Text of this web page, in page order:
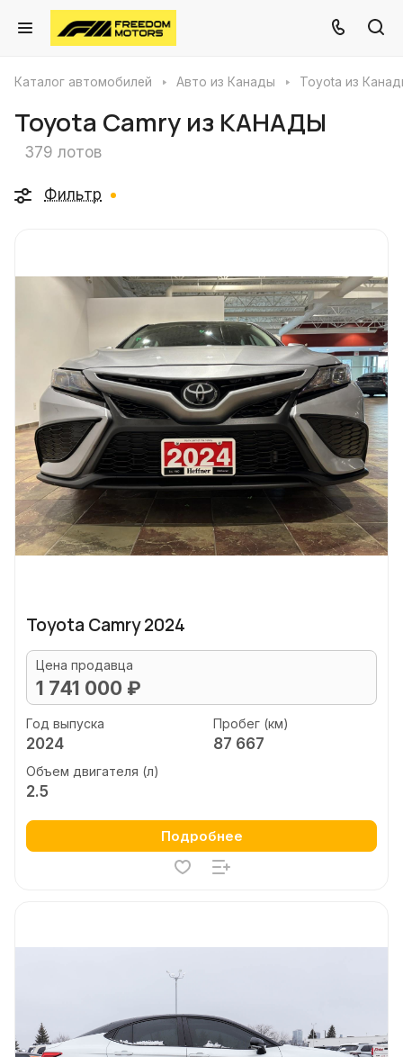
Каталог автомобилей Авто из Канады Toyota из
Toyota Camry из КАНАДЫ
379 лотов
Фильтр
Toyota Camry 2024
Цена продавца
1 741 000 ₽
Год выпуска
2024
Пробег (км)
87 667
Объем двигателя (л)
2.5
Подробнее